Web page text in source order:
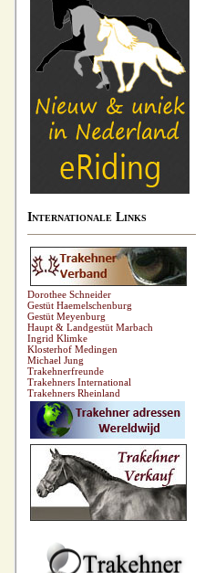
Internationale Links
Dorothee Schneider
Gestüt Haemelschenburg
Gestüt Meyenburg
Haupt & Landgestüt Marbach
Ingrid Klimke
Klosterhof Medingen
Michael Jung
Trakehnerfreunde
Trakehners International
Trakehners Rheinland